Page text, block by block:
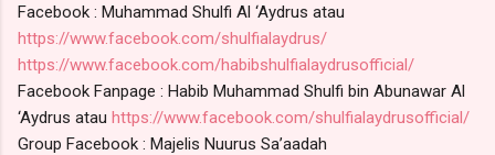
Facebook : Muhammad Shulfi Al ‘Aydrus atau
https://www.facebook.com/shulfialaydrus/
https://www.facebook.com/habibshulfialaydrusofficial/
Facebook Fanpage : Habib Muhammad Shulfi bin Abunawar Al
‘Aydrus atau https://www.facebook.com/shulfialaydrusofficial/
Group Facebook : Majelis Nuurus Sa’aadah